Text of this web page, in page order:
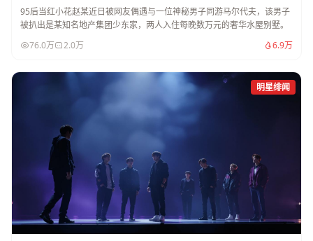
95后当红小花赵某近日被网友偶遇与一位神秘男子同游马尔代夫，该男子
被扒出是某知名地产集团少东家，两人入住每晚数万元的奢华水屋别墅。
76.0万
2.0万 6.9万
明星绯闻